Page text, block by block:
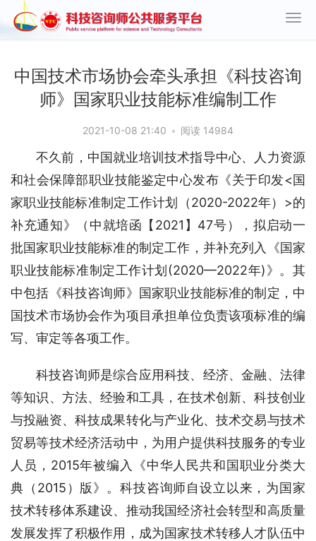
中国技术市场协会牵头承担《科技咨询
师》国家职业技能标准编制工作
2021-10-08 21:40 • 阅读 14984
不久前，中国就业培训技术指导中心、人力资源
和社会保障部职业技能鉴定中心发布《关于印发<国
家职业技能标准制定工作计划（2020-2022年）>的
补充通知》（中就培函【2021】47号），拟启动一
批国家职业技能标准的制定工作，并补充列入《国家
职业技能标准制定工作计划(2020—2022年)》。其
中包括《科技咨询师》国家职业技能标准的制定，中
国技术市场协会作为项目承担单位负责该项标准的编
写、审定等各项工作。
科技咨询师是综合应用科技、经济、金融、法律
等知识、方法、经验和工具，在技术创新、科技创业
与投融资、科技成果转化与产业化、技术交易与技术
贸易等技术经济活动中，为用户提供科技服务的专业
人员，2015年被编入《中华人民共和国职业分类大
典（2015）版》。科技咨询师自设立以来，为国家
技术转移体系建设、推动我国经济社会转型和高质量
发展发挥了积极作用，成为国家技术转移人才队伍中